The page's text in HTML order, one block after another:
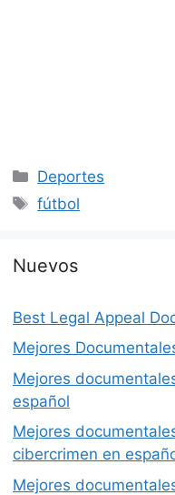
Categorías
Deportes
Etiquetas
fútbol
Nuevos
Best Legal Appeal
Mejores
Mejores
español
Mejores
cibercrimen en
Mejores